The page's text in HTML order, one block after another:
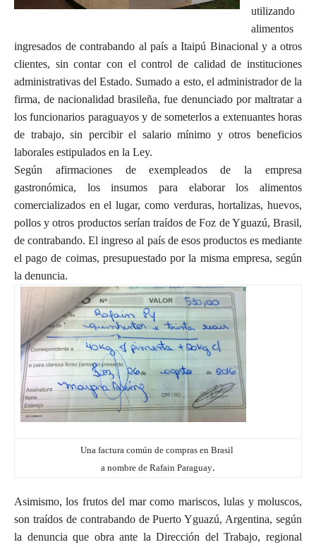
utilizando
alimentos
ingresados de contrabando al país a Itaipú Binacional y a otros
clientes, sin contar con el control de calidad de instituciones
administrativas del Estado. Sumado a esto, el administrador de la
firma, de nacionalidad brasileña, fue denunciado por maltratar a
los funcionarios paraguayos y de someterlos a extenuantes horas
de trabajo, sin percibir el salario mínimo y otros beneficios
laborales estipulados en la Ley.
Según afirmaciones de exempleados de la empresa
gastronómica, los insumos para elaborar los alimentos
comercializados en el lugar, como verduras, hortalizas, huevos,
pollos y otros productos serían traídos de Foz de Yguazú, Brasil,
de contrabando. El ingreso al país de esos productos es mediante
el pago de coimas, presupuestado por la misma empresa, según
la denuncia.
Una factura común de compras en Brasil
a nombre de Rafain Paraguay.
Asimismo, los frutos del mar como mariscos, lulas y moluscos,
son traídos de contrabando de Puerto Yguazú, Argentina, según
la denuncia que obra ante la Dirección del Trabajo, regional